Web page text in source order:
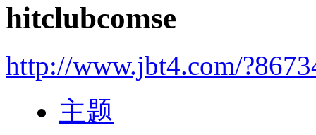
hitclubcomse
http://www.jbt4.com/
主题